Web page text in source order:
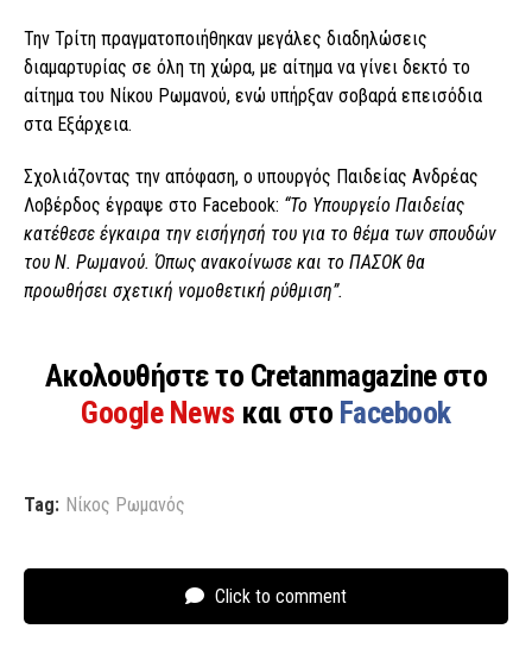
Την Τρίτη πραγματοποιήθηκαν μεγάλες διαδηλώσεις
διαμαρτυρίας σε όλη τη χώρα, με αίτημα να γίνει δεκτό το
αίτημα του Νίκου Ρωμανού, ενώ υπήρξαν σοβαρά επεισόδια
στα Εξάρχεια.
Σχολιάζοντας την απόφαση, ο υπουργός Παιδείας Ανδρέας
Λοβέρδος έγραψε στο Facebook: “Το Υπουργείο Παιδείας
κατέθεσε έγκαιρα την εισήγησή του για το θέμα των σπουδών
του Ν. Ρωμανού. Όπως ανακοίνωσε και το ΠΑΣΟΚ θα
προωθήσει σχετική νομοθετική ρύθμιση”.
Ακολουθήστε το Cretanmagazine στο
Google News και στο Facebook
Tag: Νίκος Ρωμανός
Click to comment